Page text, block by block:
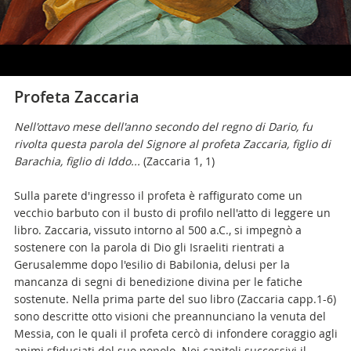
Profeta Zaccaria
Nell'ottavo mese dell'anno secondo del regno di Dario, fu
rivolta questa parola del Signore al profeta Zaccaria, figlio di
Barachia, figlio di Iddo... (Zaccaria 1, 1)
Sulla parete d'ingresso il profeta è raffigurato come un
vecchio barbuto con il busto di profilo nell'atto di leggere un
libro. Zaccaria, vissuto intorno al 500 a.C., si impegnò a
sostenere con la parola di Dio gli Israeliti rientrati a
Gerusalemme dopo l'esilio di Babilonia, delusi per la
mancanza di segni di benedizione divina per le fatiche
sostenute. Nella prima parte del suo libro (Zaccaria capp.1-6)
sono descritte otto visioni che preannunciano la venuta del
Messia, con le quali il profeta cercò di infondere coraggio agli